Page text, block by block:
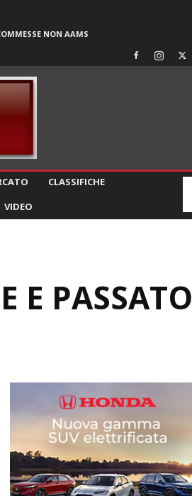
NON AAMS
CLASSIFICHE
VIDEO
E PASSATO